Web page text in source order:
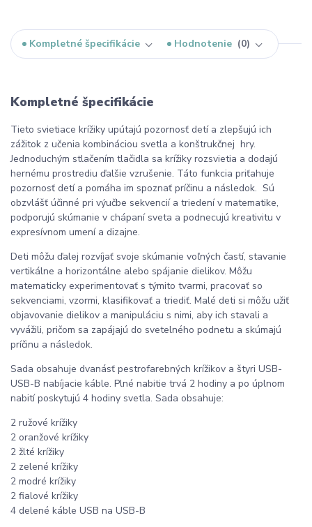
Kompletné špecifikácie Hodnotenie 0
Kompletné špecifikácie
Tieto svietiace krížiky upútajú pozornosť detí a zlepšujú ich
zážitok z učenia kombináciou svetla a konštrukčnej hry.
Jednoduchým stlačením tlačidla sa krížiky rozsvietia a dodajú
hernému prostrediu ďalšie vzrušenie. Táto funkcia priťahuje
pozornosť detí a pomáha im spoznať príčinu a následok. Sú
obzvlášť účinné pri výučbe sekvencií a triedení v matematike,
podporujú skúmanie v chápaní sveta a podnecujú kreativitu v
expresívnom umení a dizajne.
Deti môžu ďalej rozvíjať svoje skúmanie voľných častí, stavanie
vertikálne a horizontálne alebo spájanie dielikov. Môžu
matematicky experimentovať s týmito tvarmi, pracovať so
sekvenciami, vzormi, klasifikovať a triediť. Malé deti si môžu užiť
objavovanie dielikov a manipuláciu s nimi, aby ich stavali a
vyvážili, pričom sa zapájajú do svetelného podnetu a skúmajú
príčinu a následok.
Sada obsahuje dvanásť pestrofarebných krížikov a štyri USB-
USB-B nabíjacie káble. Plné nabitie trvá 2 hodiny a po úplnom
nabití poskytujú 4 hodiny svetla. Sada obsahuje:
2 ružové krížiky
2 oranžové krížiky
2 žlté krížiky
2 zelené krížiky
2 modré krížiky
2 fialové krížiky
4 delené káble USB na USB-B